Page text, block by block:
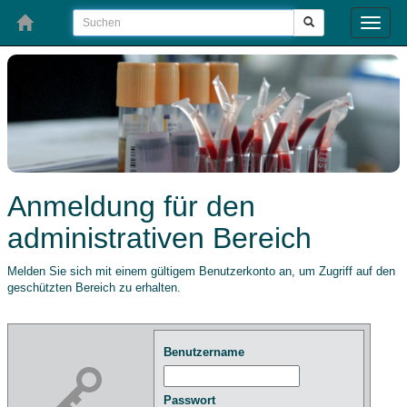
Toggle
Anmeldung für den
administrativen Bereich
Melden Sie sich mit einem gültigem Benutzerkonto an, um Zugriff auf den
geschützten Bereich zu erhalten.
Benutzername
Passwort